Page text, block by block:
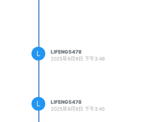
L
LIFENG5478
2025年9月9日 下午3:48
L
LIFENG5478
2025年9月9日 下午3:45